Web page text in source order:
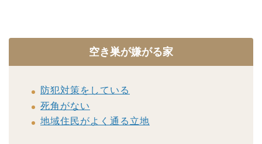
空き巣が嫌がる家
防犯対策をしている
死角がない
地域住民がよく通る立地